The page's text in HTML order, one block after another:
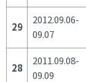
29
2012.09.06-
09.07
28
2011.09.08-
09.09